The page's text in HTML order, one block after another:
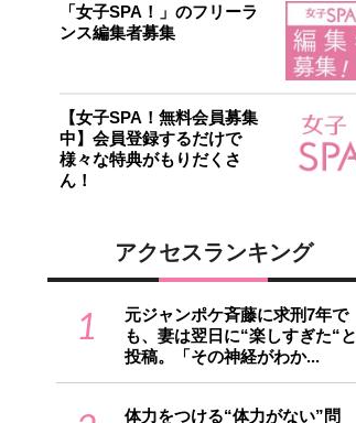
「女子SPA！」のフリーラ
ンス編集者募集
【女子SPA！無料会員募集
中】会員登録するだけで
様々な特典がもりだくさ
ん！
アクセスランキング
1
元ジャンポケ斉藤に求刑7年で
も、妻は翌日に“楽しすぎた“と
投稿。「その神経がわか...
体力をつける“体力がない”問